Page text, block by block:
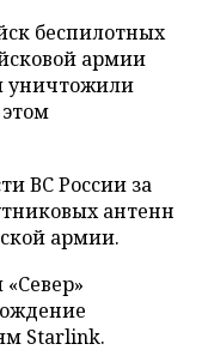
беспилотных
армии
уничтожили
ВС России за
антенн
армии.
Starlink.